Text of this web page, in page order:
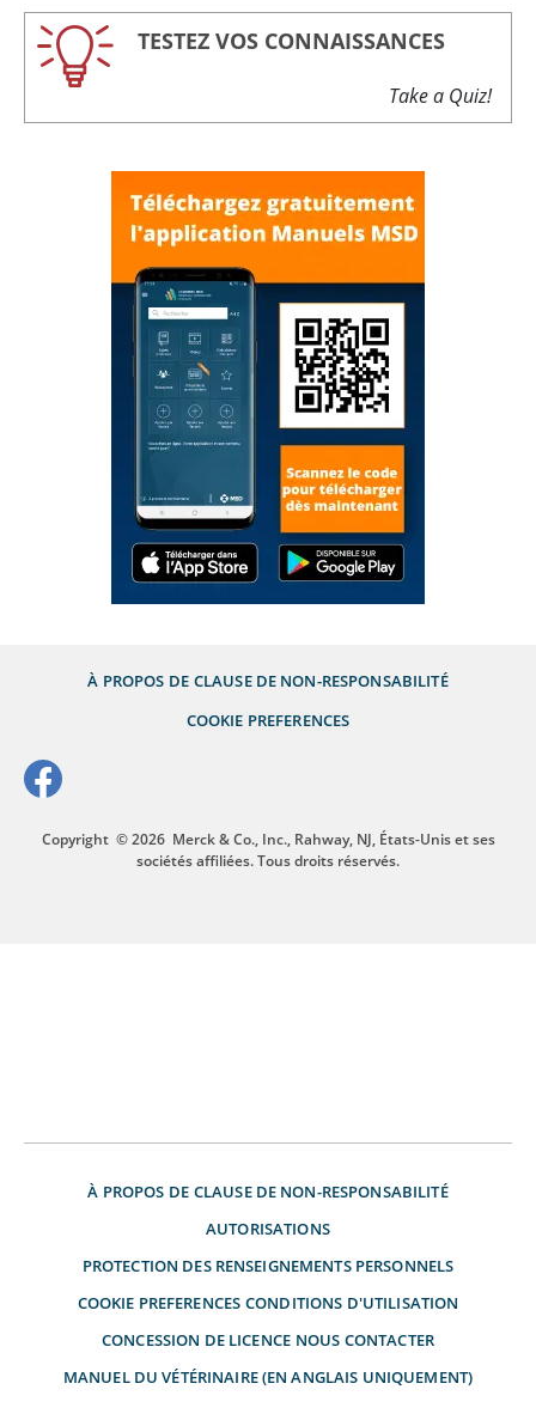
TESTEZ VOS CONNAISSANCES
Take a Quiz!
À PROPOS DE CLAUSE DE NON-RESPONSABILITÉ
COOKIE PREFERENCES
Copyright © 2026 Merck & Co., Inc., Rahway, NJ, États-Unis et ses
sociétés affiliées. Tous droits réservés.
À PROPOS DE CLAUSE DE NON-RESPONSABILITÉ
AUTORISATIONS
PROTECTION DES RENSEIGNEMENTS PERSONNELS
COOKIE PREFERENCES CONDITIONS D'UTILISATION
CONCESSION DE LICENCE NOUS CONTACTER
MANUEL DU VÉTÉRINAIRE (EN ANGLAIS UNIQUEMENT)